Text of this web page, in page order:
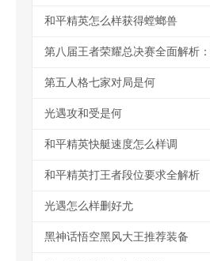
和平精英怎么样获得螳螂兽
第五人格七家对局是何
光遇攻和受是何
和平精英快艇速度怎么样调
和平精英打王者段位要求全解析
光遇怎么样删好尤
黑神话悟空黑风大王推荐装备